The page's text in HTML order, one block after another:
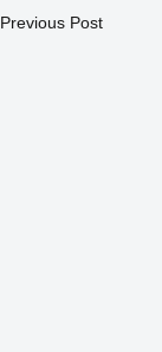
Previous Post